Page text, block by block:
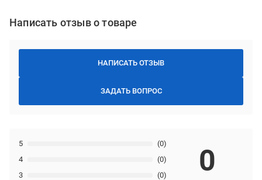
Написать отзыв о товаре
НАПИСАТЬ ОТЗЫВ
ЗАДАТЬ ВОПРОС
3 (0)
4 (0)
5 (0)
0